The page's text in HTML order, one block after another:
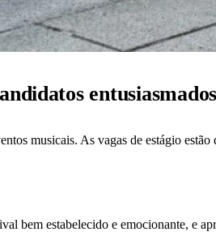
musicais. As vagas de estágio
bem estabelecido e emocionante, e